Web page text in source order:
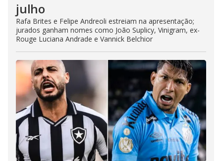
julho
Rafa Brites e Felipe Andreoli estreiam na apresentação;
jurados ganham nomes como João Suplicy, Vinigram, ex-
Rouge Luciana Andrade e Vannick Belchior